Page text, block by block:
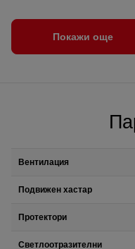
Покажи още
Вентилация
Подвижен хастар
Протектори
Светлоотразителни